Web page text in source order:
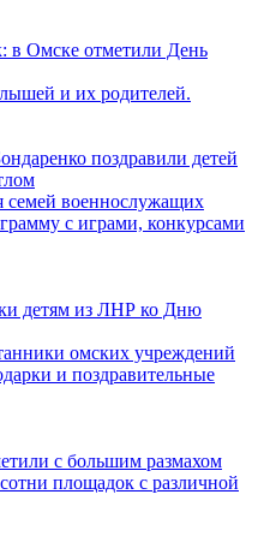
в Омске отметили День
и их родителей.
поздравили детей
семей военнослужащих
с играми, конкурсами
детям из ЛНР ко Дню
омских учреждений
и поздравительные
с большим размахом
площадок с различной